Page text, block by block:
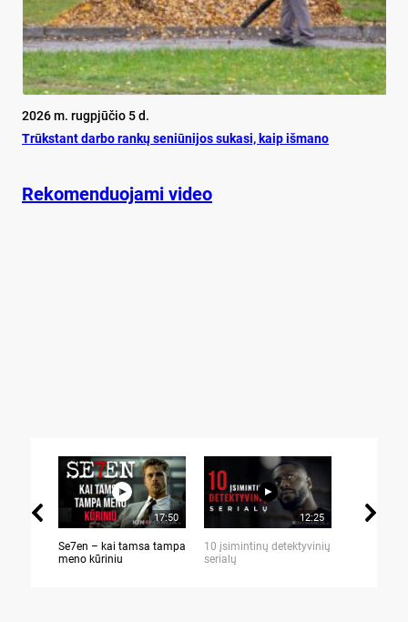
2026 m. rugpjūčio 5 d.
Trūks­tant dar­bo ran­kų se­niū­ni­jos su­ka­si, kaip iš­ma­no
Rekomenduojami video
17:50
Se7en – kai tamsa tampa
meno kūriniu
12:25
10 įsimintinų detektyvinių
serialų